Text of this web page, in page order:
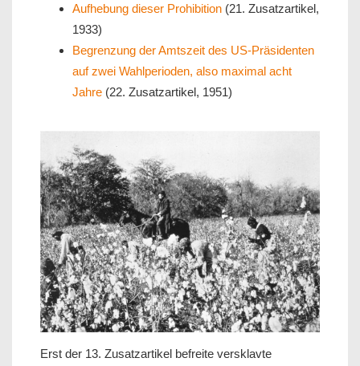
Aufhebung dieser Prohibition (21. Zusatzartikel,
1933)
Begrenzung der Amtszeit des US-Präsidenten
auf zwei Wahlperioden, also maximal acht
Jahre (22. Zusatzartikel, 1951)
Erst der 13. Zusatzartikel befreite versklavte